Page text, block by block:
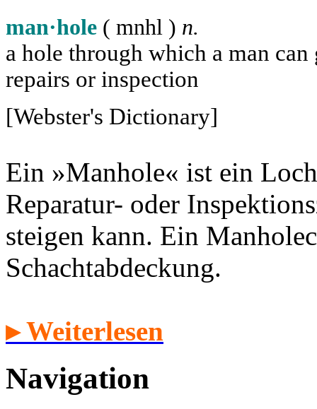
man·hole ( mnhl ) n.
a hole through which a man
repairs or inspection
[Webster's Dictionary]
Ein »Manhole« ist ein
Reparatur- oder
steigen kann. Ein
Schachtabdeckung.
▸ Weiterlesen
Navigation